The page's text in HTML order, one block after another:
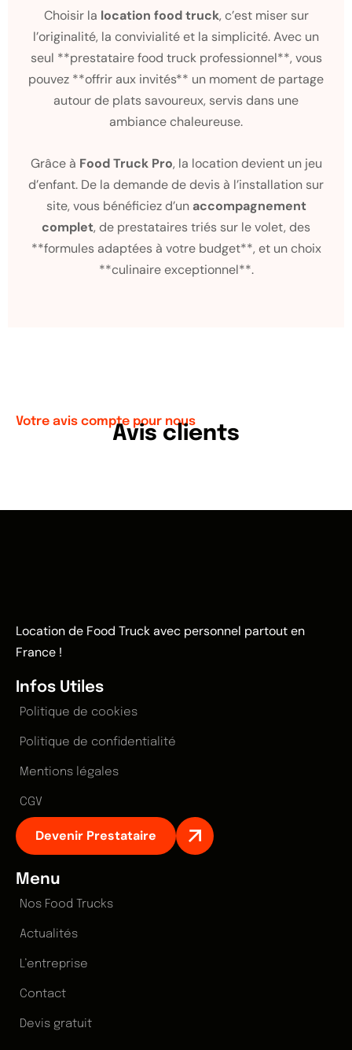
Choisir la location food truck, c’est miser sur
l’originalité, la convivialité et la simplicité. Avec un
seul **prestataire food truck professionnel**, vous
pouvez **offrir aux invités** un moment de partage
autour de plats savoureux, servis dans une
ambiance chaleureuse.
Grâce à Food Truck Pro, la location devient un jeu
d’enfant. De la demande de devis à l’installation sur
site, vous bénéficiez d’un accompagnement
complet, de prestataires triés sur le volet, des
**formules adaptées à votre budget**, et un choix
**culinaire exceptionnel**.
Votre avis compte pour nous
Avis clients
Location de Food Truck avec personnel partout en
France !
Infos Utiles
Politique de cookies
Politique de confidentialité
Mentions légales
CGV
Devenir Prestataire
Menu
Nos Food Trucks
Actualités
L’entreprise
Contact
Devis gratuit